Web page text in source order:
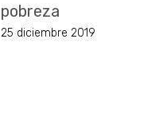
pobreza
25 diciembre 2019